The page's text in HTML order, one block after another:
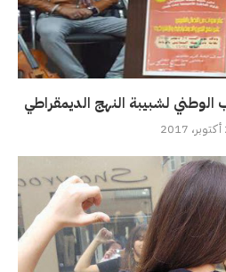
الوطني لشبيبة النهج الديمقراطي